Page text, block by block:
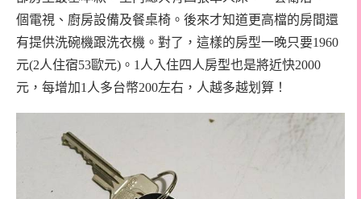
個電視、廚房設備及餐桌椅。後來才知道更高檔的房間還
有提供洗碗機跟洗衣機。對了，這樣的房型一晚只要1960
元(2人住宿53歐元)。1人入住四人房型也是將近快2000
元，每增加1人多台幣200左右，人越多越划算！